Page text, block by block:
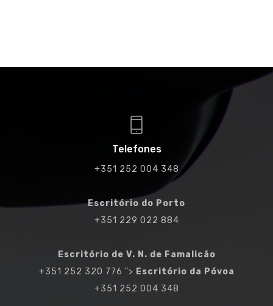
Telefones
+351 252 004 348
Escritório do Porto
+351 229 022 884
Escritório de V. N. de Famalicão
+351 252 320 776 "> Escritório da Póvoa
+351 252 004 348